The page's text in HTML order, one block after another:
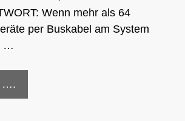
Wenn mehr als 64
per Buskabel am System
…
….